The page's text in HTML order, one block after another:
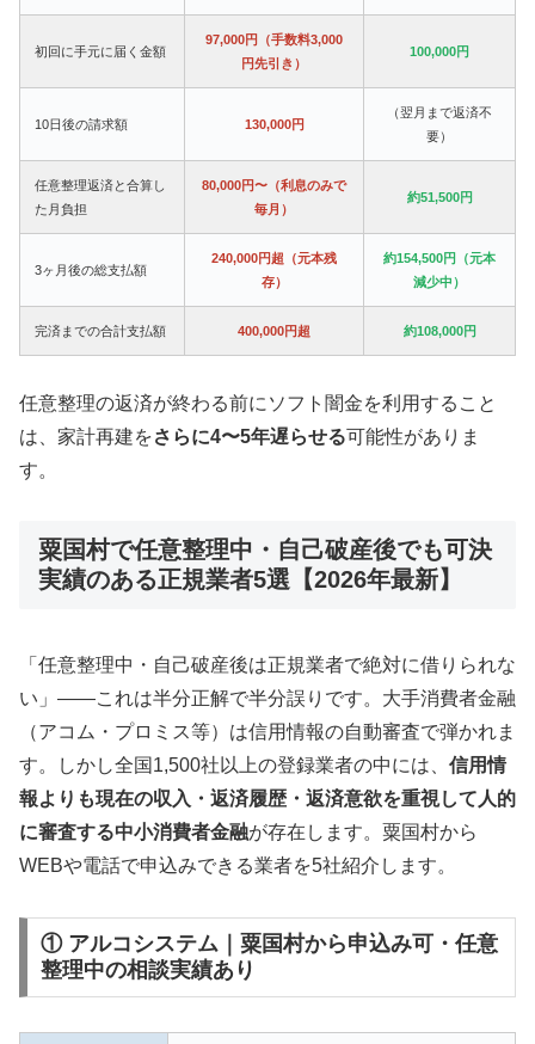
初回に手元に届く金額
97,000円（手数料3,000
円先引き）
100,000円
10日後の請求額 130,000円
（翌月まで返済不
要）
任意整理返済と合算し
た月負担
80,000円〜（利息のみで
毎月）
約51,500円
3ヶ月後の総支払額
240,000円超（元本残
存）
約154,500円（元本
減少中）
完済までの合計支払額 400,000円超 約108,000円
任意整理の返済が終わる前にソフト闇金を利用すること
は、家計再建をさらに4〜5年遅らせる可能性がありま
す。
粟国村で任意整理中・自己破産後でも可決
実績のある正規業者5選【2026年最新】
「任意整理中・自己破産後は正規業者で絶対に借りられな
い」——これは半分正解で半分誤りです。大手消費者金融
（アコム・プロミス等）は信用情報の自動審査で弾かれま
す。しかし全国1,500社以上の登録業者の中には、 信用情
報よりも現在の収入・返済履歴・返済意欲を重視して人的
に審査する中小消費者金融が存在します。粟国村から
WEBや電話で申込みできる業者を5社紹介します。
① アルコシステム｜粟国村から申込み可・任意
整理中の相談実績あり